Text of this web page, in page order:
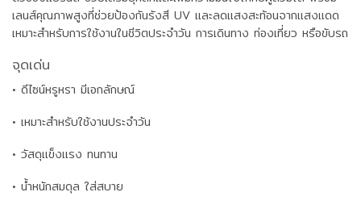
เลนส์คุณภาพสูงที่ช่วยป้องกันรังสี UV และลดแสงสะท้อนจากแสงแดด
เหมาะสำหรับการใช้งานในชีวิตประจำวัน การเดินทาง ท่องเที่ยว หรือขับรถ
จุดเด่น
• ดีไซน์หรูหรา มีเอกลักษณ์
• เหมาะสำหรับใช้งานประจำวัน
• วัสดุแข็งแรง ทนทาน
• น้ำหนักสมดุล ใส่สบาย